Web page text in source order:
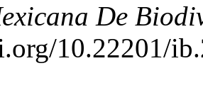
De
10.22201/